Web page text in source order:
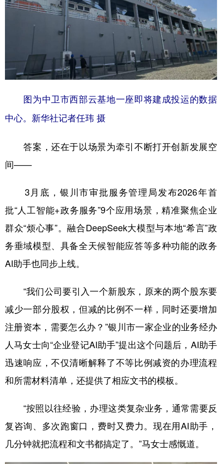
图为中卫市西部云基地一座即将建成投运的数据
中心。新华社记者任玮 摄
答案，还在于以场景为牵引不断打开创新发展空
间——
3月底，银川市审批服务管理局发布2026年首
批“人工智能+政务服务”9个应用场景，精准聚焦企业
群众“烦心事”。融合DeepSeek大模型与本地“希言”政
务垂域模型、具备全天候智能应答等多种功能的政务
AI助手也同步上线。
“我们公司要引入一个新股东，原来的两个股东要
减少一部分股权，但减的比例不一样，同时还要增加
注册资本，需要怎么办？”银川市一家企业的业务经办
人马女士向“企业登记AI助手”提出这个问题后，AI助手
迅速响应，不仅清晰解释了不等比例减资的办理流程
和所需材料清单，还提供了相应文书的模板。
“按照以往经验，办理这类复杂业务，通常需要反
复咨询、多次跑窗口，费时又费力。现在用AI助手，
几分钟就把流程和文书都搞定了。”马女士感慨道。